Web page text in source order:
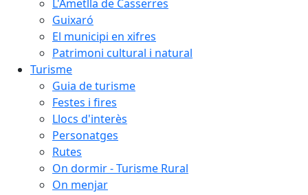
L'Ametlla de Casserres
Guixaró
El municipi en xifres
Patrimoni cultural i natural
Turisme
Guia de turisme
Festes i fires
Llocs d'interès
Personatges
Rutes
On dormir - Turisme Rural
On menjar